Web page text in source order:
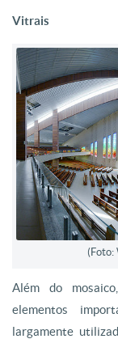
Vitrais
(Foto:
Além do
elementos
largamente